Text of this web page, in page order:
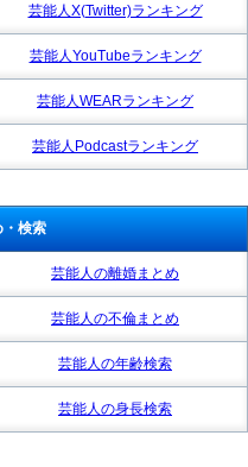
芸能人X(Twitter)ランキング
芸能人YouTubeランキング
芸能人WEARランキング
芸能人Podcastランキング
・検索
芸能人の離婚まとめ
芸能人の不倫まとめ
芸能人の年齢検索
芸能人の身長検索